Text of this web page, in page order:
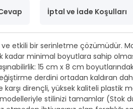
İptal ve İade Koşulları
ve etkili bir serinletme çözümüdür.
kadar minimal boyutlara sahip
15 cm x 8 cm
derdini ortadan kaldıran
karşı dirençli, yüksek kaliteli plastik
stilinizi tamamlar (Stok